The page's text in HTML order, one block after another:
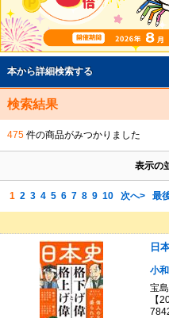
本から詳細検索する
検索結果
475件の商品がみつかりました
表示の
1 2 3 4 5 6 7 8 9 10 次へ> 最
日
小
宝
【